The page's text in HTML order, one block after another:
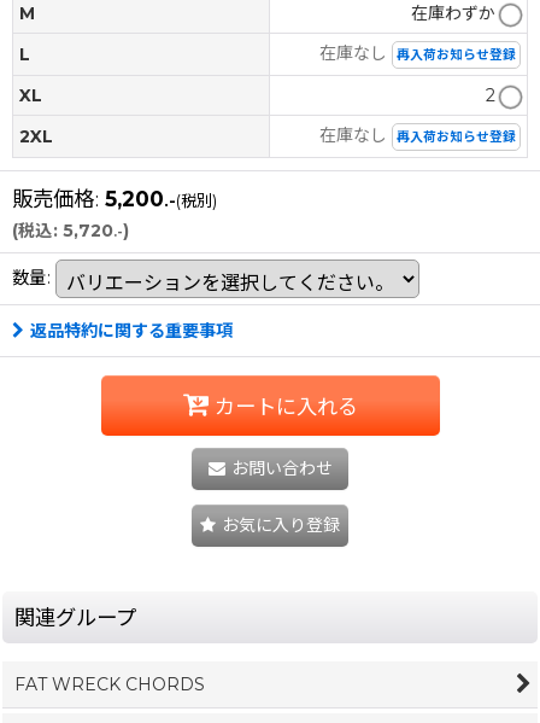
M
在庫わずか
L
在庫なし 再入荷お知らせ登録
XL
2
2XL
在庫なし 再入荷お知らせ登録
販売価格: 5,200.-(税別)
(税込: 5,720.-)
数量:
返品特約に関する重要事項
カートに入れる
お問い合わせ
お気に入り登録
関連グループ
FAT WRECK CHORDS